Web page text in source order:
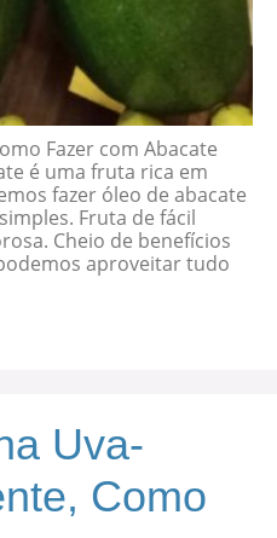
Fazer com Abacate
é uma fruta rica em
fazer óleo de abacate
Fruta de fácil
Cheio de benefícios
aproveitar tudo
Uva-
Como